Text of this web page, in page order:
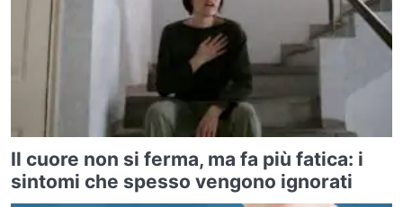
Il cuore non si ferma, ma fa più fatica: i
sintomi che spesso vengono ignorati